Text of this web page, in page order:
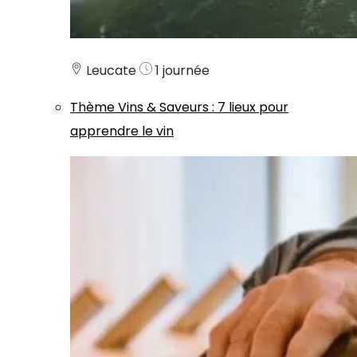
Leucate
1 journée
ThèmeVins & Saveurs: 7 lieux pour
apprendre le vin